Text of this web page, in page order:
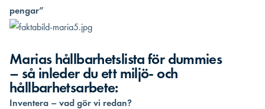
pengar”
Marias hållbarhetslista för dummies
– så inleder du ett miljö- och
hållbarhetsarbete:
Inventera – vad gör vi redan?